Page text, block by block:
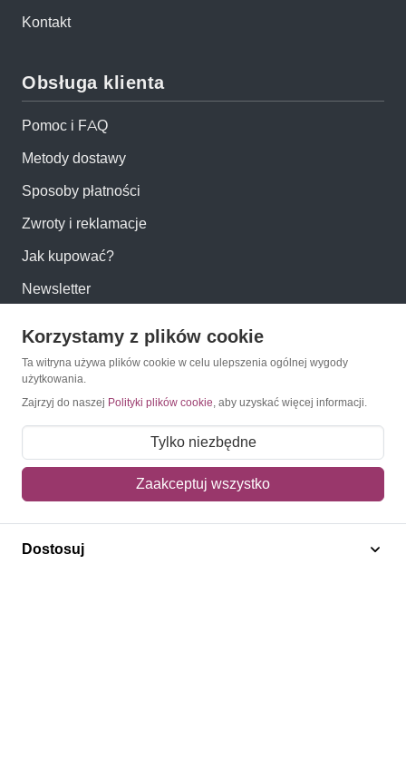
Kontakt
Obsługa klienta
Pomoc i FAQ
Metody dostawy
Sposoby płatności
Zwroty i reklamacje
Jak kupować?
Newsletter
Konto
Moje zamówienia
Mój koszyk
Polecamy
Korzystamy z plików cookie
Ta witryna używa plików cookie w celu ulepszenia ogólnej wygody
użytkowania.
Zajrzyj do naszej Polityki plików cookie, aby uzyskać więcej informacji.
Tylko niezbędne
Zaakceptuj wszystko
Dostosuj